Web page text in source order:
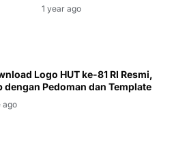
1 year ago
Logo HUT ke-81 RI Resmi,
dengan Pedoman dan Template
ago